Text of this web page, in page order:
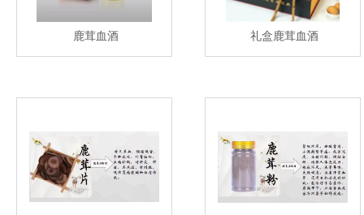
鹿茸血酒 礼盒鹿茸血酒